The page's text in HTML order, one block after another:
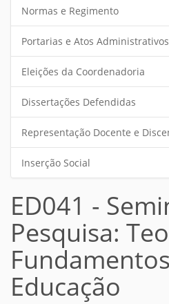
Normas e Regimento
Portarias e Atos Administrativos
Eleições da Coordenadoria
Dissertações Defendidas
Representação Docente e
Inserção Social
ED041 -
Pesquisa:
Educação